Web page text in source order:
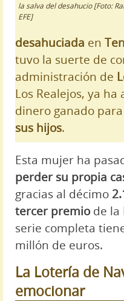
la salva del desahucio [Foto:
EFE]
desahuciada en
tuvo la suerte de
administración de
Los Realejos, ya
dinero ganado para
sus hijos.
Esta mujer ha
perder su propia
gracias al décimo
tercer premiode la
serie completa
millón de euros.
La Lotería de
emocionar